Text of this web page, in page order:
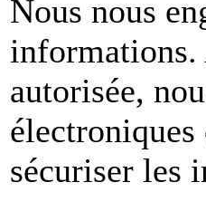
Nous nous
informations.
autorisée,
sécuriser les